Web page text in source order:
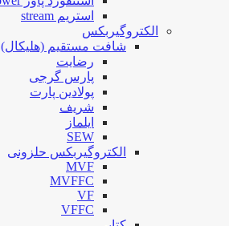
استریم stream
الکتروگیربکس
شافت مستقیم (هلیکال)
رضایت
پارس گرجی
پولادین پارت
شریف
ایلماز
SEW
الکتروگیربکس حلزونی
MVF
MVFFC
VF
VFFC